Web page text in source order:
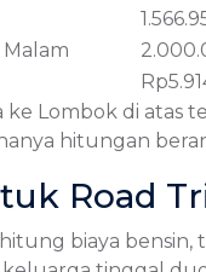
ke Lombok di atas
hitungan
Road
biaya bensin,